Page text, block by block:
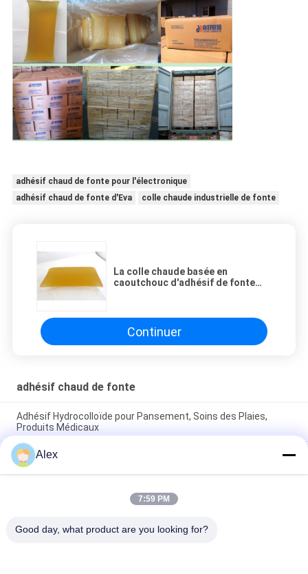
adhésif chaud de fonte pour l'électronique
adhésif chaud de fonte d'Eva
colle chaude industrielle de fonte
La colle chaude basée en
caoutchouc d'adhésif de fonte
Continuer
adhésif chaud de fonte
Adhésif Hydrocolloïde pour Pansement, Soins des Plaies,
Produits Médicaux
Adhésif à fusion à chaud pour pansement médical
hydrocolloïde, plâtre pour plaies
L'adhésif à fusion à chaud à 100% de teneur en solides sans
solvant, résistant aux UV, chimique acrylique pour ruban
Alex
7:59 PM
Good day, what product are you looking for?